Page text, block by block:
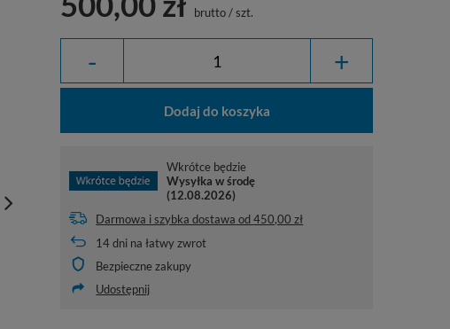
brutto/szt.
- +
Dodaj do koszyka
Wkrótce będzie
Wysyłkaw środę
(12.08.2026)
Darmowa i szybka dostawa od450,00 zł
14dni na łatwy zwrot
Bezpieczne zakupy
Udostępnij